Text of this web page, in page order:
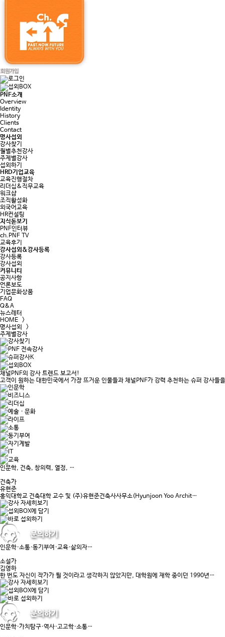
PNF소개
Overview
Identity
History
Clients
Contact
명사섭외
강사찾기
월별추천강사
주제별강사
섭외하기
HRD기업교육
교육진행절차
리더십&직무교육
워크샵
조직활성화
외국어교육
HR컨설팅
지식돋보기
PNF인터뷰
ch.PNF TV
교육후기
강사섭외&강사등록
강사등록
강사섭외
커뮤니티
공지사항
언론보도
기업문화상품
FAQ
Q&A
뉴스레터
HOME >
명사섭외 >
주제별강사
채널PNF의 강사 트렌드 보고서!
고객이 원하는 대한민국에서 가장 뜨거운 인물들과 채널PNF가 강력 추천하는 슈퍼 강사들
인문학, 건축, 창의력, 열정, …
건축가
유현준
홍익대학교 건축대학 교수 및 (주)유현준건축사사무소(Hyunjoon Yoo Archit…
인문학·소통·동기부여·교육·삶의자…
소설가
김영하
한 번도 자신이 작가가 될 것이라고 생각하지 않았지만, 대학원에 재학 중이던 1990년…
인문학·가치탐구·역사·고고학·소통…